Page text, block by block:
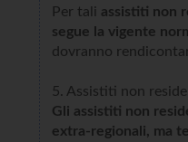
Per tali assistiti non
segue la vigente
dovranno
5. Assistiti non
Gli assistiti non
extra-regionali, ma